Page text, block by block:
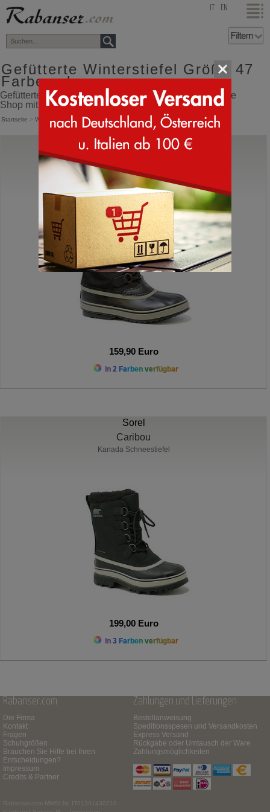
top EN
Gefütterte Winterstiefel Größe 47
Farbe schwarz
Gefütterte Winterstiefel Größe 47 Farbe schwarz Online
Shop mit Versand direkt aus Italien
Startseite > Winterstiefel > Winterstiefel gefüttert
Sorel
Kanada Schneestiefel
159,90 Euro
In 2 Farben verfügbar
Sorel
Caribou
Kanada Schneestiefel
199,00 Euro
In 3 Farben verfügbar
Rabanser.com
Die Firma
Kontakt
Fragen
Schuhgrößen
Brauchen Sie Hilfe bei Ihren
Entscheidungen?
Impressum
Credits & Partner
Rabanser.com
MWSt.Nr. IT01391430210
Zahlungen und Lieferungen
Bestellanweisung
Speditionsspesen und Versandkosten
Express Versand
Rückgabe oder Umtausch der Ware
Zahlungsmöglichkeiten